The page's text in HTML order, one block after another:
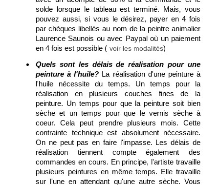
solde lorsque le tableau est terminé. Mais, vous
pouvez aussi, si vous le désirez, payer en 4 fois
par chèques libellés au nom de la peintre animalier
Laurence Saunois ou avec Paypal où un paiement
en 4 fois est possible ( voir les modalités)
Quels sont les délais de réalisation pour une
peinture à l'huile? La réalisation d'une peinture à
l'huile nécessite du temps. Un temps pour la
réalisation en plusieurs couches fines de la
peinture. Un temps pour que la peinture soit bien
sèche et un temps pour que le vernis sèche à
coeur. Cela peut prendre plusieurs mois. Cette
contrainte technique est absolument nécessaire.
On ne peut pas en faire l'impasse. Les délais de
réalisation tiennent compte également des
commandes en cours. En principe, l'artiste travaille
plusieurs peintures en même temps. Elle travaille
sur l'une en attendant qu'une autre sèche. Vous